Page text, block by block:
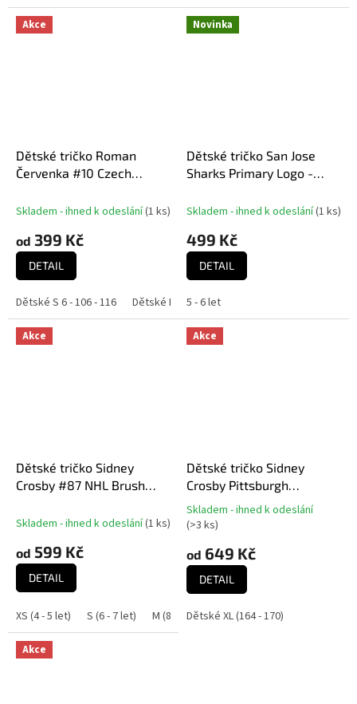
Akce
Dětské tričko Roman
Červenka #10 Czech
Navy
Skladem - ihned k odeslání(1 ks)
od 399 Kč
DETAIL
Dětské S 6 - 106 - 116 Dětské M 8 - 118 - 128
Novinka
Dětské tričko San Jose
Sharks Primary Logo -
Skladem - ihned k odeslání(1 ks)
499 Kč
DETAIL
5 - 6 let
Akce
Dětské tričko Sidney
Crosby #87 NHL Brush
Skladem - ihned k odeslání(1 ks)
od 599 Kč
DETAIL
XS (4 - 5 let) S (6 - 7 let) M (8 - 9 let) L (10 - 11 let)
Akce
Dětské tričko Sidney
Crosby Pittsburgh
Penguins NHL Flat
Captains N&N Ctn Tee
Průměrné
hodnocení
produktu
je
5,0
z
5
hvězdiček.
Skladem - ihned k odeslání
(>3 ks)
od 649 Kč
DETAIL
Dětské XL (164 - 170)
Akce